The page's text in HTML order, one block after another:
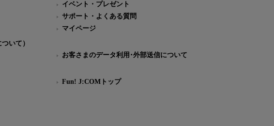
いて）
イベント・プレゼント
サポート・よくある質問
マイページ
お客さまのデータ利用･外部送信について
Fun! J:COMトップ